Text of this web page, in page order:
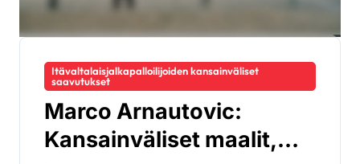
Itävaltalaisjalkapalloilijoiden kansainväliset
saavutukset
Marco Arnautovic:
Kansainväliset maalit,